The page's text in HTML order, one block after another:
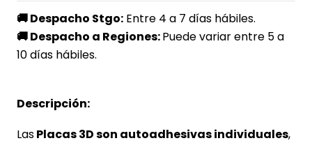
🚚Despacho Stgo: Entre 4 a 7 días hábiles.
🚚Despacho a Regiones:Puede variar entre 5 a
10 días hábiles.
Descripción:
LasPlacas 3D son autoadhesivas individuales,